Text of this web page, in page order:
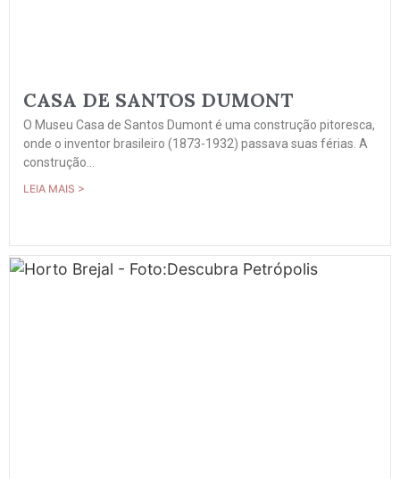
CASA DE SANTOS DUMONT
O Museu Casa de Santos Dumont é uma construção pitoresca,
onde o inventor brasileiro (1873-1932) passava suas férias. A
construção...
LEIA MAIS >